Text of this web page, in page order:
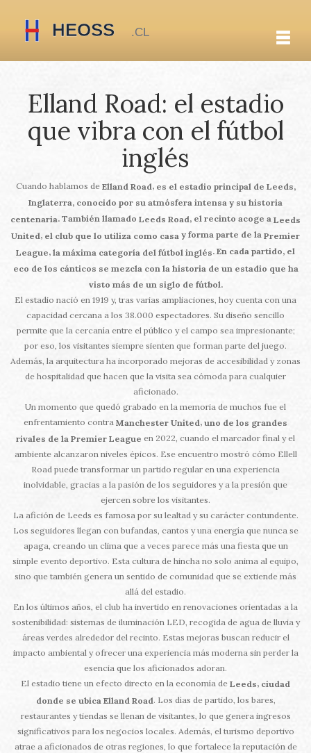
Elland Road: el estadio
que vibra con el fútbol
inglés
Cuando hablamos de Elland Road, es el estadio principal de Leeds,
Inglaterra, conocido por su atmósfera intensa y su historia
centenaria. También llamado Leeds Road, el recinto acoge a Leeds
United, el club que lo utiliza como casa y forma parte de la Premier
League, la máxima categoría del fútbol inglés. En cada partido, el
eco de los cánticos se mezcla con la historia de un estadio que ha
visto más de un siglo de fútbol.
El estadio nació en 1919 y, tras varias ampliaciones, hoy cuenta con una
capacidad cercana a los 38.000 espectadores. Su diseño sencillo
permite que la cercanía entre el público y el campo sea impresionante;
por eso, los visitantes siempre sienten que forman parte del juego.
Además, la arquitectura ha incorporado mejoras de accesibilidad y zonas
de hospitalidad que hacen que la visita sea cómoda para cualquier
aficionado.
Un momento que quedó grabado en la memoria de muchos fue el
enfrentamiento contra Manchester United, uno de los grandes
rivales de la Premier League en 2022, cuando el marcador final y el
ambiente alcanzaron niveles épicos. Ese encuentro mostró cómo Ellell
Road puede transformar un partido regular en una experiencia
inolvidable, gracias a la pasión de los seguidores y a la presión que
ejercen sobre los visitantes.
La afición de Leeds es famosa por su lealtad y su carácter contundente.
Los seguidores llegan con bufandas, cantos y una energía que nunca se
apaga, creando un clima que a veces parece más una fiesta que un
simple evento deportivo. Esta cultura de hincha no solo anima al equipo,
sino que también genera un sentido de comunidad que se extiende más
allá del estadio.
En los últimos años, el club ha invertido en renovaciones orientadas a la
sostenibilidad: sistemas de iluminación LED, recogida de agua de lluvia y
áreas verdes alrededor del recinto. Estas mejoras buscan reducir el
impacto ambiental y ofrecer una experiencia más moderna sin perder la
esencia que los aficionados adoran.
El estadio tiene un efecto directo en la economía de Leeds, ciudad
donde se ubica Elland Road. Los días de partido, los bares,
restaurantes y tiendas se llenan de visitantes, lo que genera ingresos
significativos para los negocios locales. Además, el turismo deportivo
atrae a aficionados de otras regiones, lo que fortalece la reputación de